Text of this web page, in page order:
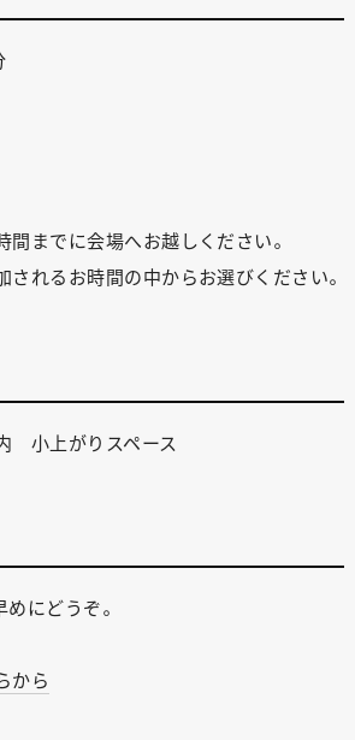
間までに会場へお越しください。
れるお時間の中からお選びください。
小上がりスペース
にどうぞ。
から